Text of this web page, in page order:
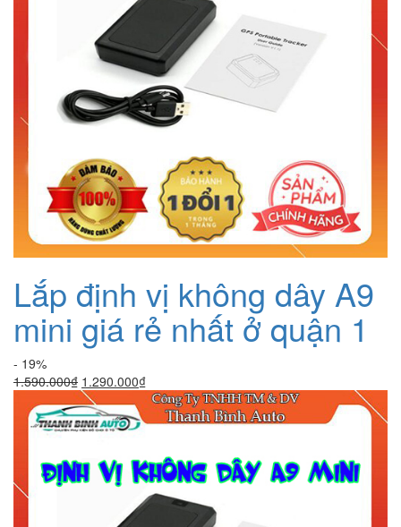
Lắp định vị không dây A9
mini giá rẻ nhất ở quận 1
- 19%
1.590.000₫ Giá
gốc
là:
1.590.000₫.
1.290.000₫Giá
hiện
tại
1.290.000₫.